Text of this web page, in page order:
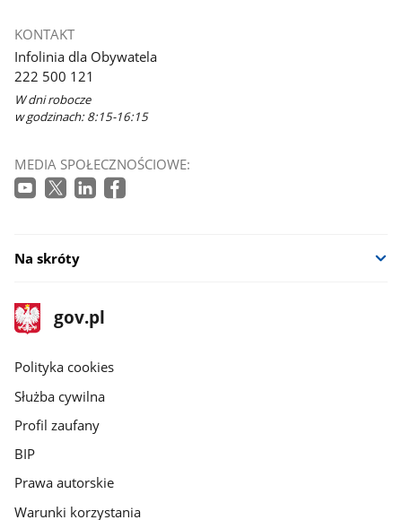
KONTAKT
Infolinia dla Obywatela
222 500 121
W dni robocze
w godzinach: 8:15-16:15
MEDIA SPOŁECZNOŚCIOWE:
Na skróty
stopka
gov.pl
Strona
gov.pl
gov.pl
Polityka cookies
Służba cywilna
Profil zaufany
BIP
Prawa autorskie
Warunki korzystania